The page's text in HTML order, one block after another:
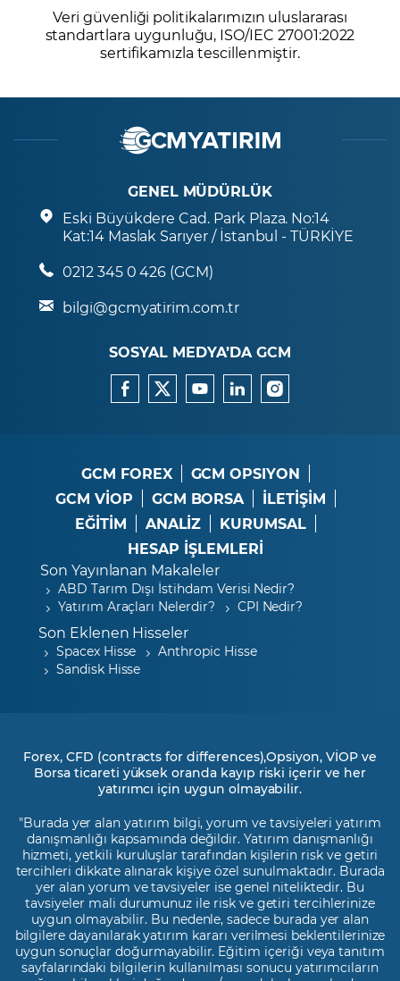
Veri güvenliği politikalarımızın uluslararası
standartlara uygunluğu, ISO/IEC 27001:2022
sertifikamızla tescillenmiştir.
GENEL MÜDÜRLÜK
Eski Büyükdere Cad. Park Plaza. No:14
Kat:14 Maslak Sarıyer / İstanbul - TÜRKİYE
0212 345 0 426 (GCM)
bilgi@gcmyatirim.com.tr
SOSYAL MEDYA’DA GCM
GCM FOREX
GCM OPSIYON
GCM VİOP
GCM BORSA
İLETİŞİM
EĞİTİM
ANALİZ
KURUMSAL
HESAP İŞLEMLERİ
Son Yayınlanan Makaleler
ABD Tarım Dışı İstihdam Verisi Nedir?
Yatırım Araçları Nelerdir?
CPI Nedir?
Son Eklenen Hisseler
Spacex Hisse
Anthropic Hisse
Sandisk Hisse
Forex, CFD (contracts for differences),Opsiyon, VİOP ve
Borsa ticareti yüksek oranda kayıp riski içerir ve her
yatırımcı için uygun olmayabilir.
"Burada yer alan yatırım bilgi, yorum ve tavsiyeleri yatırım
danışmanlığı kapsamında değildir. Yatırım danışmanlığı
hizmeti, yetkili kuruluşlar tarafından kişilerin risk ve getiri
tercihleri dikkate alınarak kişiye özel sunulmaktadır. Burada
yer alan yorum ve tavsiyeler ise genel niteliktedir. Bu
tavsiyeler mali durumunuz ile risk ve getiri tercihlerinize
uygun olmayabilir. Bu nedenle, sadece burada yer alan
bilgilere dayanılarak yatırım kararı verilmesi beklentilerinize
uygun sonuçlar doğurmayabilir. Eğitim içeriği veya tanıtım
sayfalarındaki bilgilerin kullanılması sonucu yatırımcıların